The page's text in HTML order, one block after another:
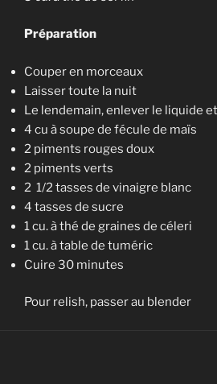
Préparation
Couper en morceaux
Laisser toute la nuit
Le lendemain, enlever le liquide
4 cu à soupe de fécule de maïs
2 piments rouges doux
2 piments verts
2 1/2 tasses de vinaigre blanc
4 tasses de sucre
1 cu. à thé de graines de céleri
1 cu. à table de tuméric
Cuire 30 minutes
Pour relish, passer au blender